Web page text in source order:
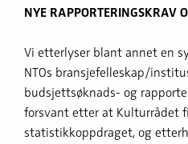
NYE RAPPORTERINGSKRAV
Vi etterlyser blant annet en
NTOs bransjefelleskap/
budsjettsøknads- og
forsvant etter at Kulturrådet
statistikkoppdraget, og